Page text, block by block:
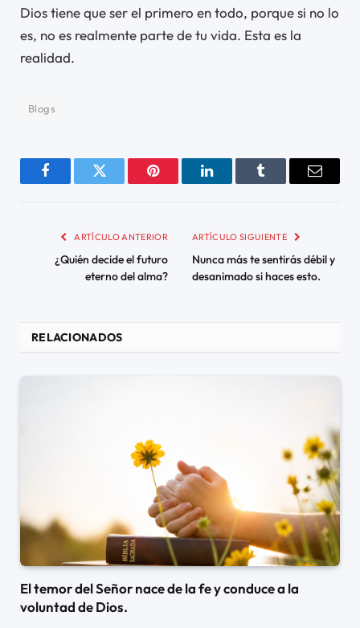
Dios tiene que ser el primero en todo, porque si no lo
es, no es realmente parte de tu vida. Esta es la
realidad.
Blogs
FacebookTwitter Pinterest LinkedInTumblr Email
ARTÍCULO ANTERIOR
¿Quién decide el futuro
eterno del alma?
ARTÍCULO SIGUIENTE
Nunca más te sentirás débil y
desanimado si haces esto.
RELACIONADOS
El temor del Señor nace de la fe y conduce a la
voluntad de Dios.